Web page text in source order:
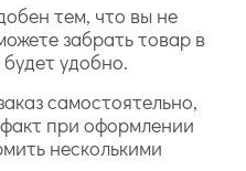
тем, что вы не
забрать товар в
удобно.
самостоятельно,
факт при оформлении
несколькими